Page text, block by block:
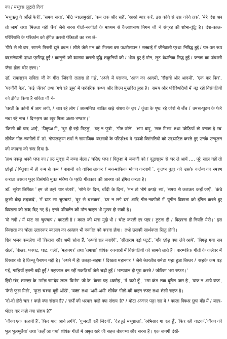
का / मधुरस लुटाते दिन'
'मधुऋतु ने आँखें फेरी', 'समय सत्ता', 'मीठे ज्वालामुखी', 'कब तक और सहें', 'आओ प्यार करें, इस कोने से उस कोने तक', 'मेरे देश अब
तो जाग' तथा 'मिलता नहीं चैन' जैसे सरस गीतों-नवगीतों के माध्यम से कैलाशनाथ निगम जी ने संग्रह की शोभा-वृद्धि है। देश-काल-
परिस्थिति के परिवर्तन को इंगित करती पंक्तिओं का रस लें-
'पीछे से तो वार, सामने मिसरी घुले वचन / शीशे जैसे मन को मिलता बस पथरीलापन / सच्चाई में जीनेवाली प्रथा निषिद्ध हुई / पल-पल रूप
बदलनेवाली प्रथा प्रसिद्ध हुई / कानूनों की व्याख्या करती बुद्धि शकुनियों की / भीष्म हुए हैं मौन, लूट वैधानिक सिद्ध हुई / जनता का पांचाली
जैसा होता चीर हरण।'
डॉ. रामाश्रय सविता जी के गीत 'ज़िंदगी तलाश हो गई', 'अपने में पराजय, 'आज का आदमी, 'रौशनी और आदमी', 'एक बार फिर',
'परजीवी बेल', 'कई ज़ीवन' तथा 'गधे रहे झूम' में पारंपरिक कथ्य और शिल्प मुखरित हुआ है। समय और परिस्थितियों में बढ़ रही विसंगतियों
को इंगित किया है सविता जी ने-
'धरती के कोनों में आग लगी, / ताप रहे लोग / आत्मनिष्ठ व्यक्ति खड़े संशय के द्वार / कुंठा के पृष्ठ रहे जोरों से बाँच / उमस-घुटन के फेरे
नचा रहे नाच / दिग्भ्रम का खूब मिला अक्षय-भण्डार।'
'किसी की याद आई', 'पितृपक्ष में', 'दूर ही रहो मिट्ठू', 'यह न पूछो', 'गीत छौने', 'क्षमा बापू', 'खत मिला' तथा 'जोड़ियाँ तो बनाता है रब'
शीर्षक गीत-नवगीतों में डॉ. गोपालकृष्ण शर्मा ने सामाजिक बदलावों के परिप्रेक्ष्य में उपजी विसंगतियों को उद्घाटित करते हुए उनके उन्मूलन
की कामना को स्वर दिया है-
'हाथ पकड़ अपने पापा का / हठ मुद्रा में बच्चा बोला / चलिए पापा / पितृपक्ष में बाबाजी को / वृद्धाश्रम से घर ले आयें .... पूरे साल नहीं तो
छोड़ो / पितृपक्ष में ही कम से कम / बाबाजी को वापिस लाकर / मन-माफिक भोजन करवायें '. कृतघ्न पुत्र को उसके कर्तव्य का स्मरण
कराता उसका पुत्र विसंगति मुक्त भविष्य के प्रति गीतकार की आस्था को इंगित करता है।
डॉ. सुरेश लिखित ' हम तो ठहरे यार बंजारे', 'सोने के दिन, चाँदी के दिन', 'मन तो भीगे कपड़े सा', 'समय से कटकर कहाँ जाएँ', 'कंधे
कुली बोझ शहजादे', 'मैं घाट सा चुपचाप', 'दूर से चलकर', 'घर न लगे घर' आदि गीत-नवगीतों में युगीन विषमता को इंगित करते हुए
विवशता को शब्द दिए गए हैं। इनमें परिवर्तन की मौन चाहत भी मुखर हो सकी है।
'वो नदी / मैं घाट सा चुपचाप / काटती है / काल की धारा मुझे भी / चोट करती हर पहर / टूटना ही / बिखरना ही नियति मेरी।' इस
विवशता का चोला उतारकर बदलाव का आव्हान भी नवगीत को करना होगा। तभी उसकी सार्थकता सिद्ध होगी।
शिव भजन कमलेश जी 'कितना और अभी सोना हैँ, 'अपनी राह बनाऐंगे', 'सीताराम पढ़ो पट्टे', 'गाँव छोड़ क्या लेने आये', 'बिगड़ गया सब
खेल', 'पोखर, पनघट, घाट, गली', 'महानगर' तथा 'तमाशा' शीर्षक रचनाओं में विसंगतियों को सामने लाते हैं। पारम्परिक गीतों के कलेवर में
विस्तार तो है किन्तु पैनापन नहीं है। 'अपने में ही उलझा-सहमा / दिखता महानगर / जैसे बेतरतीब समेटा पड़ा हुआ बिस्तर / सड़कें कम पड़
गईं, गाड़ियाँ इतनी बढ़ी हुईं / महाजाल बन रहीं मकड़ियाँ जैसे चढ़ी हुईं / भाग्यवान ही पूरा करते / जोखिम भरा सफ़र।'
हिंदी छंद शास्त्र के मर्मज्ञ रामदेव लाल 'विभोर' जी के 'कैसा यह अवरोह', 'मैं घड़ी हूँ', 'भरा कंठ तक दूषित जल है', 'बाज न आये बाज',
'कैसे फूल मिले', 'फूटा चश्मा बूढ़ी आँखें', 'वक्त' तथा 'अभी-अभी' शीर्षक गीतों-की कहन स्पष्ट तथा शैली सहज है।
'दो-दो होते चार / कहो क्या संशय है? / सर्पों की भरमार कहो क्या संशय है? / मोटा अजगर पड़ा राह में / काला विषधर छुपा बाँह में / बाहर-
भीतर वार कहो क्या संशय है?'
'जीवन एक कहानी है', 'फिर याद आने लगेंगे', 'गुजरती रही जिंदगी', 'देह हुई मधुशाला', 'अभिसार गा रहा हूँ', 'फिर वही नाटक','जीवन की
भूल भूलभुलैया' तथा 'कहाँ आ गया' शीर्षक गीतों में अमृत खरे जी सहज बोधगम्य और सरस हैं। एक बानगी देखें-